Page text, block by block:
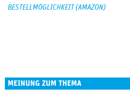
BESTELLMÖGLICHKEIT (AMAZON)
MEINUNG ZUM THEMA